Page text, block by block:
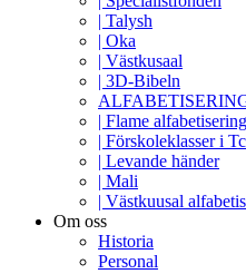
| Talysh
| Oka
| Västkusaal
| 3D-Bibeln
| Flame alfabetisering
| Förskoleklasser i
| Levande händer
| Mali
| Västkuusal
Om oss
Historia
Personal